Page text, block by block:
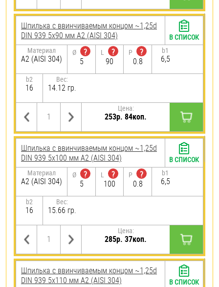
Шпилька c ввинчиваемым концом ~1,25d
DIN 939 5х90 мм А2 (AISI 304)
Материал
А2 (AISI 304)
Ø
?
5
L
?
90
P
?
0.8
b1
6,5
b2
16
Вес:
14.12 гр.
Цена:
253р. 84коп.
В СПИСОК
Шпилька c ввинчиваемым концом ~1,25d
DIN 939 5х100 мм А2 (AISI 304)
Материал
А2 (AISI 304)
Ø
?
5
L
?
100
P
?
0.8
b1
6,5
b2
16
Вес:
15.66 гр.
Цена:
285р. 37коп.
В СПИСОК
Шпилька c ввинчиваемым концом ~1,25d
DIN 939 5х110 мм А2 (AISI 304)
В СПИСОК